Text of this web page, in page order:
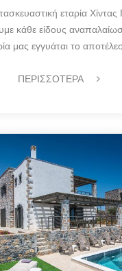
εταρία Χίντας
κάθε είδους
μας εγγυάται το
ΠΕΡΙΣΣΟΤΕΡΑ